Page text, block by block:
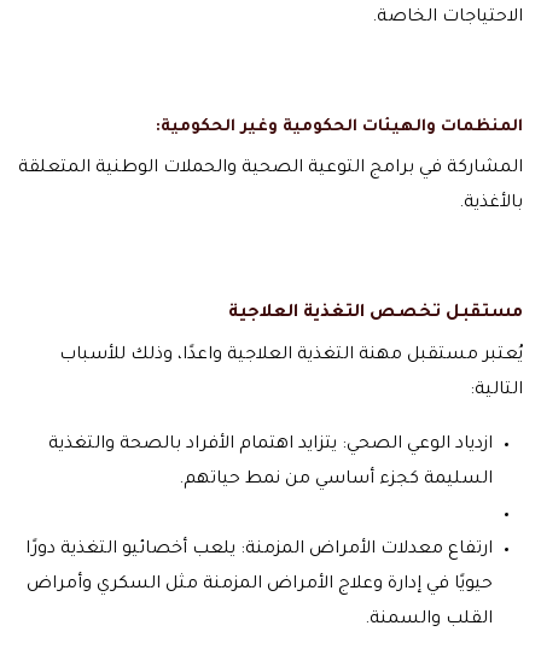
الاحتياجات الخاصة.
المنظمات والهيئات الحكومية وغير الحكومية:
المشاركة في برامج التوعية الصحية والحملات الوطنية المتعلقة
بالأغذية.
مستقبل تخصص التغذية العلاجية
يُعتبر مستقبل مهنة التغذية العلاجية واعدًا، وذلك للأسباب
التالية:
ازدياد الوعي الصحي: يتزايد اهتمام الأفراد بالصحة والتغذية
السليمة كجزء أساسي من نمط حياتهم.
ارتفاع معدلات الأمراض المزمنة: يلعب أخصائيو التغذية دورًا
حيويًا في إدارة وعلاج الأمراض المزمنة مثل السكري وأمراض
القلب والسمنة.